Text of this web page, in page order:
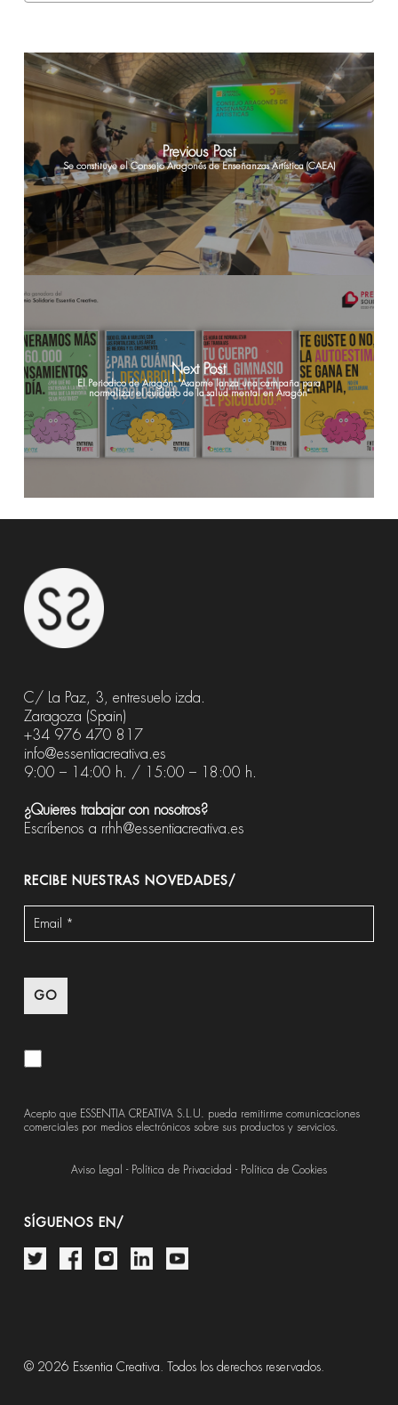
Previous Post
Se constituye el Consejo Aragonés de Enseñanzas Artística (CAEA)
Next Post
El Periodico de Aragón: "Asapme lanza una campaña para
normalizar el cuidado de la salud mental en Aragón"
C/ La Paz, 3, entresuelo izda.
Zaragoza (Spain)
+34 976 470 817
info@essentiacreativa.es
9:00 – 14:00 h. / 15:00 – 18:00 h.
¿Quieres trabajar con nosotros?
Escríbenos a rrhh@essentiacreativa.es
RECIBE NUESTRAS NOVEDADES/
Acepto que ESSENTIA CREATIVA S.L.U. pueda remitirme comunicaciones
comerciales por medios electrónicos sobre sus productos y servicios.
Aviso Legal - Política de Privacidad - Política de Cookies
SÍGUENOS EN/
© 2026 Essentia Creativa. Todos los derechos reservados.